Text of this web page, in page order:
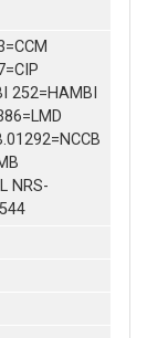
252=HAMBI
NRS-